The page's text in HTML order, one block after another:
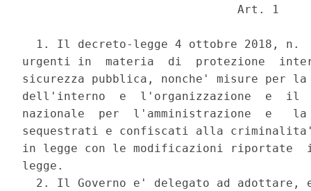
                               Art. 1
1. Il decreto-legge 4 ottobre 2018, n.
urgenti in  materia  di  protezione
sicurezza pubblica, nonche' misure per
dell'interno  e  l'organizzazione  e  il
nazionale  per  l'amministrazione  e
sequestrati e confiscati alla
in legge con le modificazioni riportate
legge.
2. Il Governo e' delegato ad adottare,